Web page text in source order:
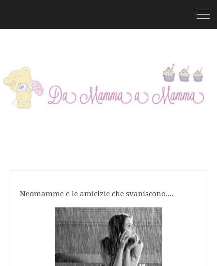
Neomamme e le amicizie che svaniscono....